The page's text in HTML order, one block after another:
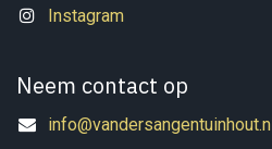
Instagram
Neem contact op
info@vandersangentuinhout.nl